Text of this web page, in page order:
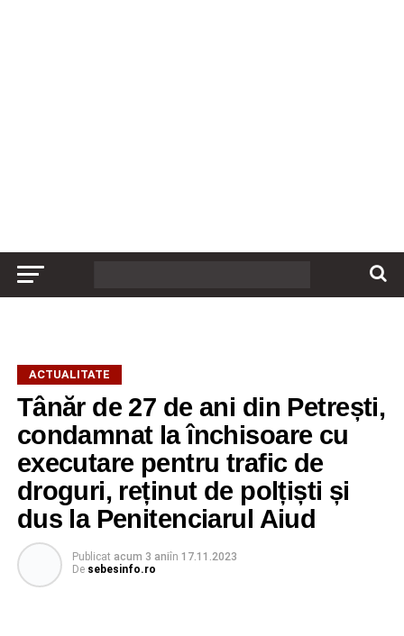
ACTUALITATE
Tânăr de 27 de ani din Petrești,
condamnat la închisoare cu
executare pentru trafic de
droguri, reținut de polțiști și
dus la Penitenciarul Aiud
Publicat acum 3 aniîn 17.11.2023
De sebesinfo.ro